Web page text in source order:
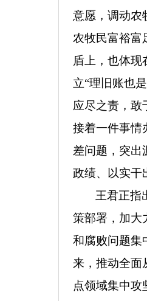
意愿，调动农
农牧民富裕富
盾上，也体现
立“理旧账也
应尽之责，敢
接着一件事情
差问题，突出
政绩、以实干
王君正指
策部署，加大
和腐败问题集
来，推动全面
点领域集中攻